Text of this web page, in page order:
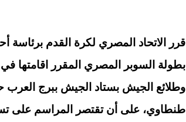
قرر الاتحاد المصري لكرة القدم برئاسة
بطولة السوبر المصري المقرر اقامتها
وطلائع الجيش بستاد الجيش ببرج
طنطاوي، على أن تقتصر المراسم على